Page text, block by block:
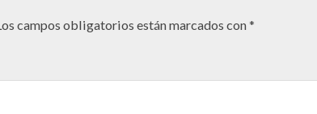
campos obligatorios están marcados con*